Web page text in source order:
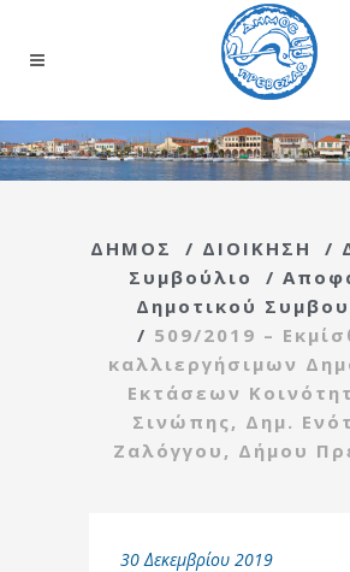
ΔΗΜΟΣ / ΔΙΟΙΚΗΣΗ /
Συμβούλιο
/
Δημοτικού
/ 509/2019 –
καλλιεργήσιμων
Εκτάσεων
Σινώπης, Δημ.
Ζαλόγγου, Δήμου
30 Δεκεμβρίου 2019